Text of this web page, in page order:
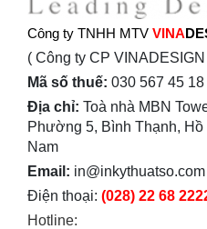
Công ty TNHH MTV VINA
( Công ty CP VINADESIGN
Mã số thuế: 030 567 45 18
Địa chỉ: Toà nhà MBN
Phường 5, Bình Thạnh,
Nam
Email: in@inkythuatso.com
Điện thoại: (028) 22 68
Hotline: